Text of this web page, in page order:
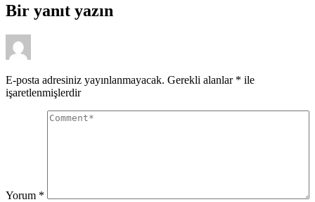
Bir yanıt yazın
E-posta adresiniz yayınlanmayacak. Gerekli alanlar * ile
işaretlenmişlerdir
Yorum *